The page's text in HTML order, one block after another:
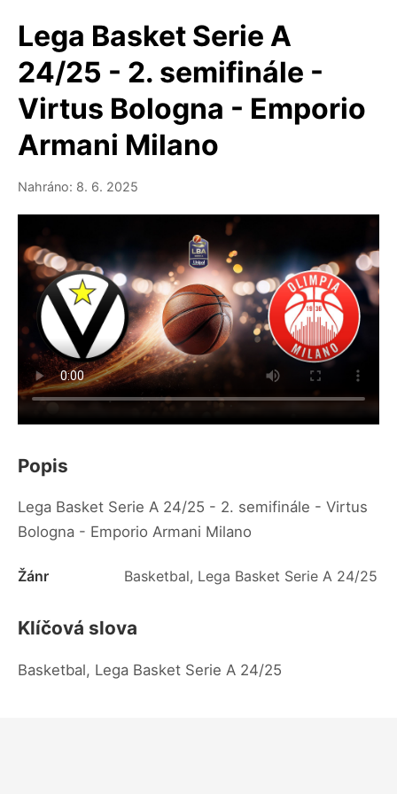
Lega Basket Serie A
24/25 - 2. semifinále -
Virtus Bologna - Emporio
Armani Milano
Nahráno: 8. 6. 2025
Popis
Lega Basket Serie A 24/25 - 2. semifinále - Virtus
Bologna - Emporio Armani Milano
Žánr Basketbal, Lega Basket Serie A 24/25
Klíčová slova
Basketbal, Lega Basket Serie A 24/25